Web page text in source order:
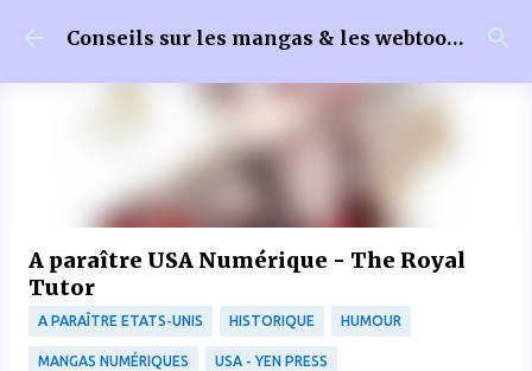
Accéder au contenu principal Conseils sur les mangas & les webtoons
A paraître USA Numérique - The Royal
Tutor
A PARAÎTRE ETATS-UNIS HISTORIQUE HUMOUR
MANGAS NUMÉRIQUES USA - YEN PRESS